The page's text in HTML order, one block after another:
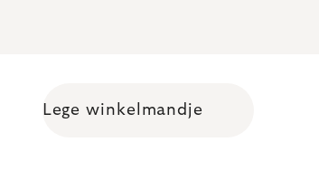
Shopping cart
Lege winkelmandje